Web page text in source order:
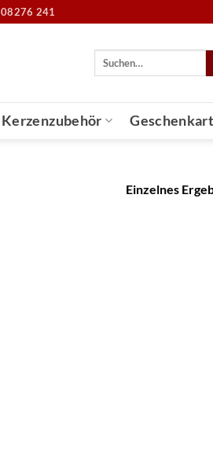
08276 241
Suche
Kerzenzubehör
Einzelnes